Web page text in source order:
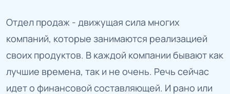
Отдел продаж - движущая сила многих
компаний, которые занимаются реализацией
своих продуктов. В каждой компании бывают как
лучшие времена, так и не очень. Речь сейчас
идет о финансовой составляющей. И рано или